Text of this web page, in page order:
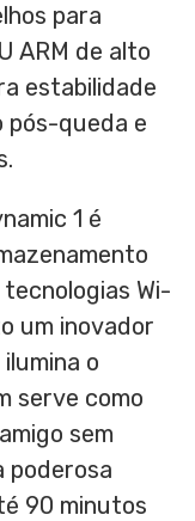
para
ARM de alto
estabilidade
pós-queda e
1 é
Wi-
um inovador
o
serve como
sem
poderosa
90 minutos